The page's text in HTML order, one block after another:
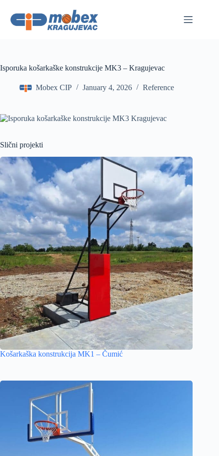
content
Isporuka košarkaške konstrukcije MK3 – Kragujevac
Mobex CIP January 4, 2026 Reference
Slični projekti
Košarkaška konstrukcija MK1 – Čumić